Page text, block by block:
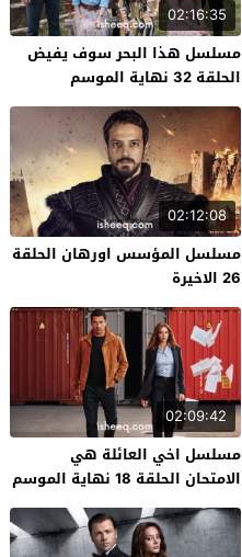
02:16:35
مسلسل هذا البحر سوف يفيض
الحلقة 32 نهاية الموسم
02:12:08
مسلسل المؤسس اورهان الحلقة
26 الاخيرة
02:09:42
مسلسل اخي العائلة هي
الامتحان الحلقة 18 نهاية الموسم